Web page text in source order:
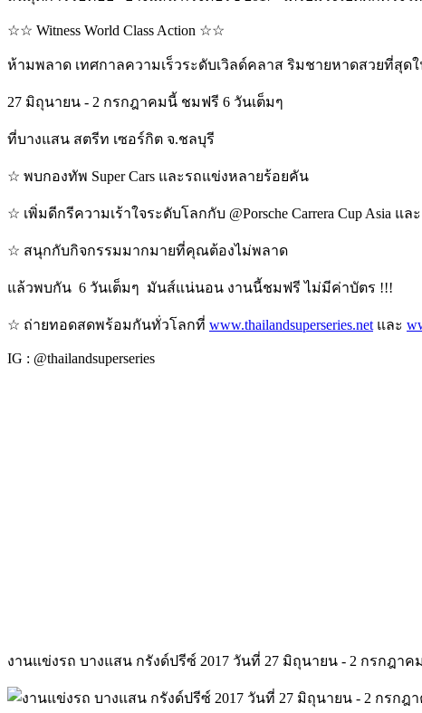
☆☆ Witness World Class Action ☆☆
ห้ามพลาด เทศกาลความเร็วระดับเวิลด์คลาส ริมชายหาดสวยที่สุด
27 มิถุนายน - 2 กรกฎาคมนี้ ชมฟรี 6 วันเต็มๆ
ที่บางแสน สตรีท เซอร์กิต จ.ชลบุรี
☆ พบกองทัพ Super Cars และรถแข่งหลายร้อยคัน
☆ เพิ่มดีกรีความเร้าใจระดับโลกกับ @Porsche Carrera Cup Asia แ
☆ สนุกกับกิจกรรมมากมายที่คุณต้องไม่พลาด
แล้วพบกัน 6 วันเต็มๆ มันส์แน่นอน งานนี้ชมฟรี ไม่มีค่าบัตร !!!
☆ ถ่ายทอดสดพร้อมกันทั่วโลกที่ www.thailandsuperseries.net และ
IG : @thailandsuperseries
งานแข่งรถ บางแสน กรังด์ปรีซ์ 2017 วันที่ 27 มิถุนายน - 2 กรกฎาค